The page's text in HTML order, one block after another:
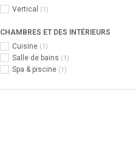
Vertical
(1)
CHAMBRES ET DES INTÉRIEURS
Cuisine (1)
Salle de bains (1)
Spa & piscine (1)